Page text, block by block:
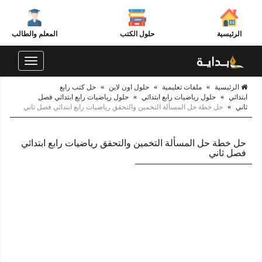
الرئيسية حلول الكتب المعلم والطالب
Toggle
الرئيسية » ملفات تعليمية » حلول اون لاين » حل كتب رابع
ابتدائي » حلول رياضيات رابع ابتدائي » حلول رياضيات رابع ابتدائي فصل
ثاني » حل خطة حل المسألة التخمين والتحقق رياضيات رابع ابتدائي فصل ثاني
حل خطة حل المسألة التخمين والتحقق رياضيات رابع ابتدائي
فصل ثاني